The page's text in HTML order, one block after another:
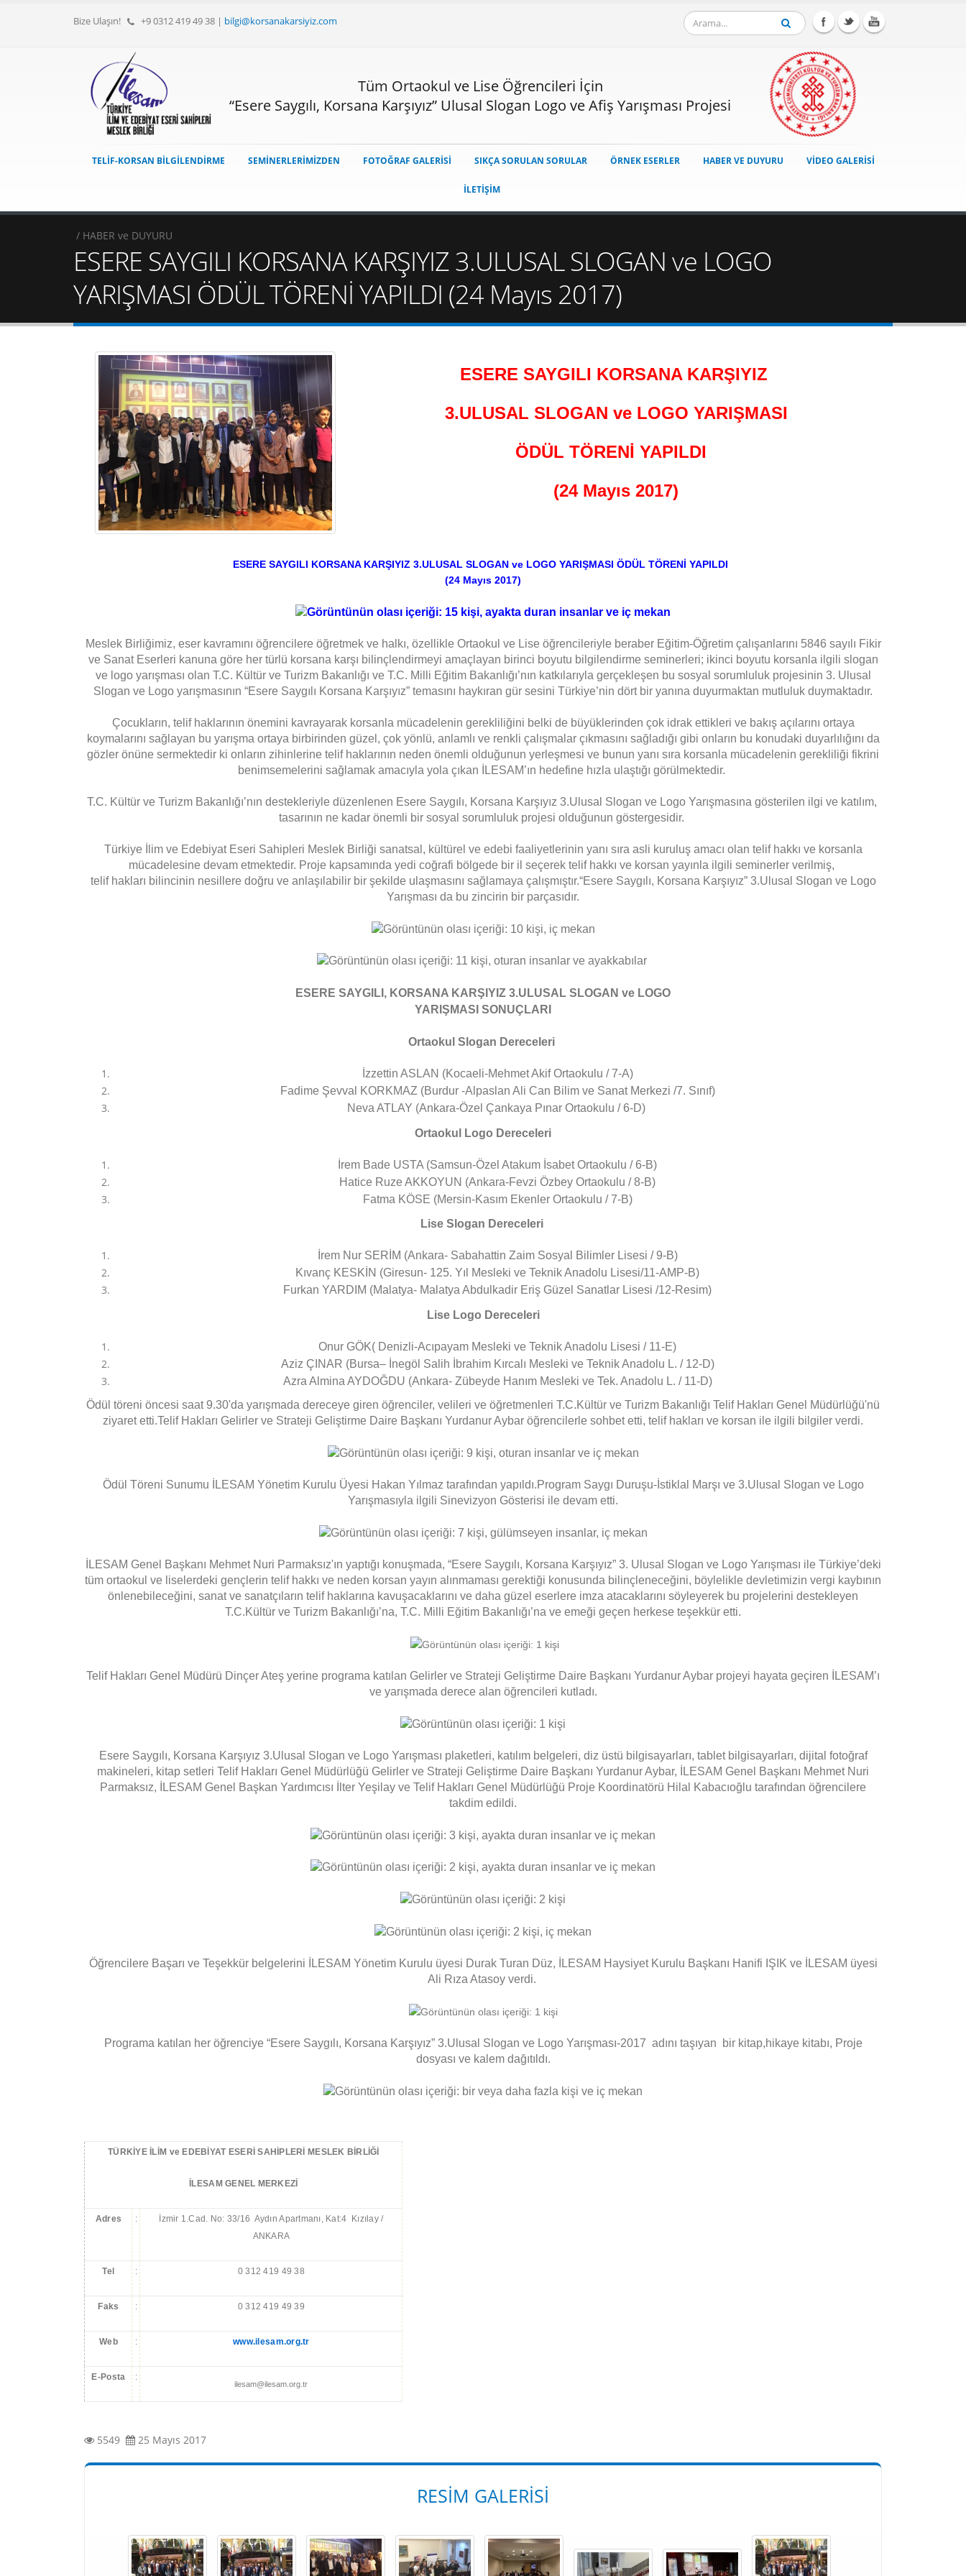
Bize Ulaşın! +9 0312 419 49 38 | bilgi@korsanakarsiyiz.com
Tüm Ortaokul ve Lise Öğrencileri İçin
“Esere Saygılı, Korsana Karşıyız” Ulusal Slogan Logo ve Afiş Yarışması Projesi
TELİF-KORSAN BİLGİLENDİRME SEMİNERLERİMİZDEN FOTOĞRAF GALERİSİ SIKÇA SORULAN SORULAR ÖRNEK ESERLER HABER VE DUYURU VİDEO GALERİSİ
İLETİŞİM
/ HABER ve DUYURU
ESERE SAYGILI KORSANA KARŞIYIZ 3.ULUSAL SLOGAN ve LOGO
YARIŞMASI ÖDÜL TÖRENİ YAPILDI (24 Mayıs 2017)
ESERE SAYGILI KORSANA KARŞIYIZ
3.ULUSAL SLOGAN ve LOGO YARIŞMASI
ÖDÜL TÖRENİ YAPILDI
(24 Mayıs 2017)
ESERE SAYGILI KORSANA KARŞIYIZ 3.ULUSAL SLOGAN ve LOGO YARIŞMASI ÖDÜL TÖRENİ YAPILDI
(24 Mayıs 2017)
Meslek Birliğimiz, eser kavramını öğrencilere öğretmek ve halkı, özellikle Ortaokul ve Lise öğrencileriyle beraber Eğitim-Öğretim çalışanlarını 5846 sayılı Fikir
ve Sanat Eserleri kanuna göre her türlü korsana karşı bilinçlendirmeyi amaçlayan birinci boyutu bilgilendirme seminerleri; ikinci boyutu korsanla ilgili slogan
ve logo yarışması olan T.C. Kültür ve Turizm Bakanlığı ve T.C. Milli Eğitim Bakanlığı’nın katkılarıyla gerçekleşen bu sosyal sorumluluk projesinin 3. Ulusal
Slogan ve Logo yarışmasının “Esere Saygılı Korsana Karşıyız” temasını haykıran gür sesini Türkiye’nin dört bir yanına duyurmaktan mutluluk duymaktadır.
Çocukların, telif haklarının önemini kavrayarak korsanla mücadelenin gerekliliğini belki de büyüklerinden çok idrak ettikleri ve bakış açılarını ortaya
koymalarını sağlayan bu yarışma ortaya birbirinden güzel, çok yönlü, anlamlı ve renkli çalışmalar çıkmasını sağladığı gibi onların bu konudaki duyarlılığını da
gözler önüne sermektedir ki onların zihinlerine telif haklarının neden önemli olduğunun yerleşmesi ve bunun yanı sıra korsanla mücadelenin gerekliliği fikrini
benimsemelerini sağlamak amacıyla yola çıkan İLESAM’ın hedefine hızla ulaştığı görülmektedir.
T.C. Kültür ve Turizm Bakanlığı’nın destekleriyle düzenlenen Esere Saygılı, Korsana Karşıyız 3.Ulusal Slogan ve Logo Yarışmasına gösterilen ilgi ve katılım,
tasarının ne kadar önemli bir sosyal sorumluluk projesi olduğunun göstergesidir.
Türkiye İlim ve Edebiyat Eseri Sahipleri Meslek Birliği sanatsal, kültürel ve edebi faaliyetlerinin yanı sıra asli kuruluş amacı olan telif hakkı ve korsanla
mücadelesine devam etmektedir. Proje kapsamında yedi coğrafi bölgede bir il seçerek telif hakkı ve korsan yayınla ilgili seminerler verilmiş,
telif hakları bilincinin nesillere doğru ve anlaşılabilir bir şekilde ulaşmasını sağlamaya çalışmıştır.“Esere Saygılı, Korsana Karşıyız” 3.Ulusal Slogan ve Logo
Yarışması da bu zincirin bir parçasıdır.
ESERE SAYGILI, KORSANA KARŞIYIZ 3.ULUSAL SLOGAN ve LOGO
YARIŞMASI SONUÇLARI
Ortaokul Slogan Dereceleri
İzzettin ASLAN (Kocaeli-Mehmet Akif Ortaokulu / 7-A)
Fadime Şevval KORKMAZ (Burdur -Alpaslan Ali Can Bilim ve Sanat Merkezi /7. Sınıf)
Neva ATLAY (Ankara-Özel Çankaya Pınar Ortaokulu / 6-D)
Ortaokul Logo Dereceleri
İrem Bade USTA (Samsun-Özel Atakum İsabet Ortaokulu / 6-B)
Hatice Ruze AKKOYUN (Ankara-Fevzi Özbey Ortaokulu / 8-B)
Fatma KÖSE (Mersin-Kasım Ekenler Ortaokulu / 7-B)
Lise Slogan Dereceleri
İrem Nur SERİM (Ankara- Sabahattin Zaim Sosyal Bilimler Lisesi / 9-B)
Kıvanç KESKİN (Giresun- 125. Yıl Mesleki ve Teknik Anadolu Lisesi/11-AMP-B)
Furkan YARDIM (Malatya- Malatya Abdulkadir Eriş Güzel Sanatlar Lisesi /12-Resim)
Lise Logo Dereceleri
Onur GÖK( Denizli-Acıpayam Mesleki ve Teknik Anadolu Lisesi / 11-E)
Aziz ÇINAR (Bursa– İnegöl Salih İbrahim Kırcalı Mesleki ve Teknik Anadolu L. / 12-D)
Azra Almina AYDOĞDU (Ankara- Zübeyde Hanım Mesleki ve Tek. Anadolu L. / 11-D)
Ödül töreni öncesi saat 9.30'da yarışmada dereceye giren öğrenciler, velileri ve öğretmenleri T.C.Kültür ve Turizm Bakanlığı Telif Hakları Genel Müdürlüğü'nü
ziyaret etti.Telif Hakları Gelirler ve Strateji Geliştirme Daire Başkanı Yurdanur Aybar öğrencilerle sohbet etti, telif hakları ve korsan ile ilgili bilgiler verdi.
Ödül Töreni Sunumu İLESAM Yönetim Kurulu Üyesi Hakan Yılmaz tarafından yapıldı.Program Saygı Duruşu-İstiklal Marşı ve 3.Ulusal Slogan ve Logo
Yarışmasıyla ilgili Sinevizyon Gösterisi ile devam etti.
İLESAM Genel Başkanı Mehmet Nuri Parmaksız'ın yaptığı konuşmada, “Esere Saygılı, Korsana Karşıyız” 3. Ulusal Slogan ve Logo Yarışması ile Türkiye’deki
tüm ortaokul ve liselerdeki gençlerin telif hakkı ve neden korsan yayın alınmaması gerektiği konusunda bilinçleneceğini, böylelikle devletimizin vergi kaybının
önlenebileceğini, sanat ve sanatçıların telif haklarına kavuşacaklarını ve daha güzel eserlere imza atacaklarını söyleyerek bu projelerini destekleyen
T.C.Kültür ve Turizm Bakanlığı’na, T.C. Milli Eğitim Bakanlığı’na ve emeği geçen herkese teşekkür etti.
Telif Hakları Genel Müdürü Dinçer Ateş yerine programa katılan Gelirler ve Strateji Geliştirme Daire Başkanı Yurdanur Aybar projeyi hayata geçiren İLESAM’ı
ve yarışmada derece alan öğrencileri kutladı.
Esere Saygılı, Korsana Karşıyız 3.Ulusal Slogan ve Logo Yarışması plaketleri, katılım belgeleri, diz üstü bilgisayarları, tablet bilgisayarları, dijital fotoğraf
makineleri, kitap setleri Telif Hakları Genel Müdürlüğü Gelirler ve Strateji Geliştirme Daire Başkanı Yurdanur Aybar, İLESAM Genel Başkanı Mehmet Nuri
Parmaksız, İLESAM Genel Başkan Yardımcısı İlter Yeşilay ve Telif Hakları Genel Müdürlüğü Proje Koordinatörü Hilal Kabacıoğlu tarafından öğrencilere
takdim edildi.
Öğrencilere Başarı ve Teşekkür belgelerini İLESAM Yönetim Kurulu üyesi Durak Turan Düz, İLESAM Haysiyet Kurulu Başkanı Hanifi IŞIK ve İLESAM üyesi
Ali Rıza Atasoy verdi.
Programa katılan her öğrenciye “Esere Saygılı, Korsana Karşıyız” 3.Ulusal Slogan ve Logo Yarışması-2017 adını taşıyan bir kitap,hikaye kitabı, Proje
dosyası ve kalem dağıtıldı.
TÜRKİYE İLİM ve EDEBİYAT ESERİ SAHİPLERİ MESLEK BİRLİĞİ
İLESAM GENEL MERKEZİ
Adres :
İzmir 1.Cad. No: 33/16 Aydın Apartmanı, Kat:4 Kızılay /
ANKARA
Tel : 0 312 419 49 38
Faks : 0 312 419 49 39
Web : www.ilesam.org.tr
E-Posta :
ilesam@ilesam.org.tr
5549 25 Mayıs 2017
RESIM GALERISI